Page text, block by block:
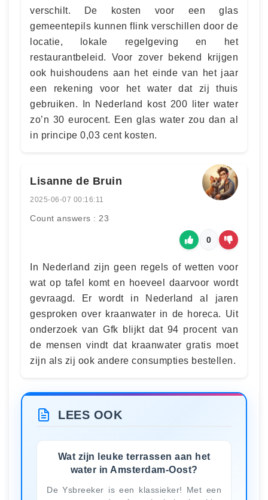
verschilt. De kosten voor een glas
gemeentepils kunnen flink verschillen door de
locatie, lokale regelgeving en het
restaurantbeleid. Voor zover bekend krijgen
ook huishoudens aan het einde van het jaar
een rekening voor het water dat zij thuis
gebruiken. In Nederland kost 200 liter water
zo’n 30 eurocent. Een glas water zou dan al
in principe 0,03 cent kosten.
Lisanne de Bruin
2025-06-07 00:16:11
Count answers : 23
0
In Nederland zijn geen regels of wetten voor
wat op tafel komt en hoeveel daarvoor wordt
gevraagd. Er wordt in Nederland al jaren
gesproken over kraanwater in de horeca. Uit
onderzoek van Gfk blijkt dat 94 procent van
de mensen vindt dat kraanwater gratis moet
zijn als zij ook andere consumpties bestellen.
LEES OOK
Wat zijn leuke terrassen aan het
water in Amsterdam-Oost?
De Ysbreeker is een klassieker! Met een